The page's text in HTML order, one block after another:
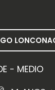
- MEDIO